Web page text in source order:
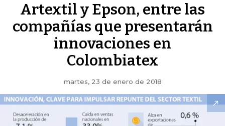
Artextil y Epson, entre las
compañías que presentarán
innovaciones en
Colombiatex
martes, 23 de enero de 2018